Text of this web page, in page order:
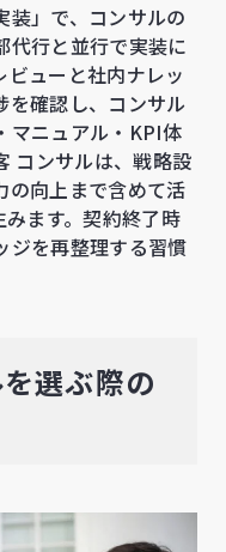
装」で、コンサルの
代行と並行で実装に
ューと社内ナレッ
を確認し、コンサル
マニュアル・KPI体
コンサルは、戦略設
の向上まで含めて活
ます。契約終了時
ジを再整理する習慣
選ぶ際の